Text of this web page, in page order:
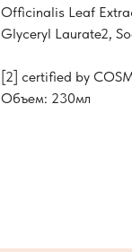
Officinalis Leaf
Glyceryl Laurate2,
[2] certified by
Объем: 230мл